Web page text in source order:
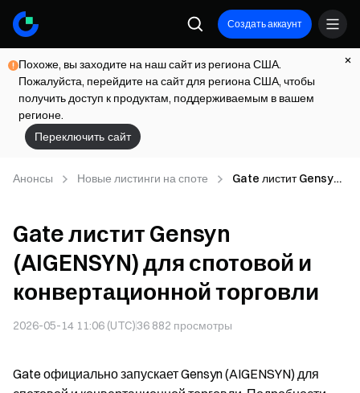
Создать аккаунт
Похоже, вы заходите на наш сайт из региона США.
Пожалуйста, перейдите на сайт для региона США, чтобы
получить доступ к продуктам, поддерживаемым в вашем
регионе.
Переключить сайт
Анонсы Новые листинги на споте
Gate листит Gensyn
Gate листит Gensyn
(AIGENSYN) для спотовой и
конвертационной торговли
2026-05-14 11:06 (UTC)36 882 просмотры
Gate официально запускает Gensyn (AIGENSYN) для